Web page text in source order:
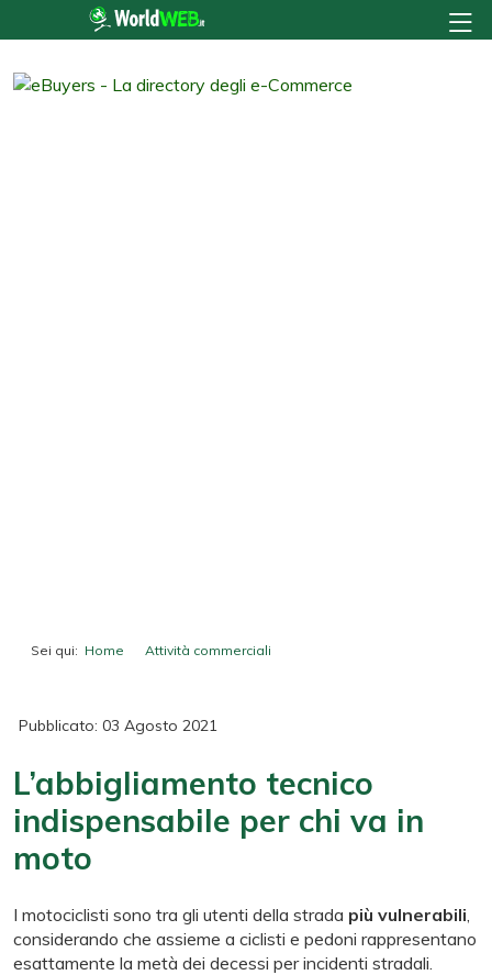
Sei qui: Home
Attività commerciali
Pubblicato: 03 Agosto 2021
L’abbigliamento tecnico
indispensabile per chi va in
moto
I motociclisti sono tra gli utenti della strada più vulnerabili
considerando che assieme a ciclisti e pedoni rappresentano
esattamente la metà dei decessi per incidenti stradali.